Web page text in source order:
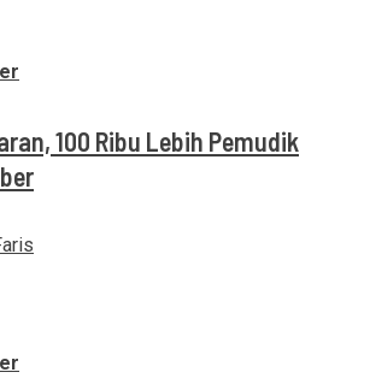
100 Ribu Lebih Pemudik